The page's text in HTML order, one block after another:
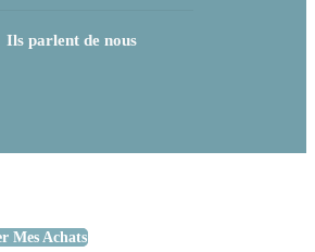
Ils parlent de nous
Mes Achats